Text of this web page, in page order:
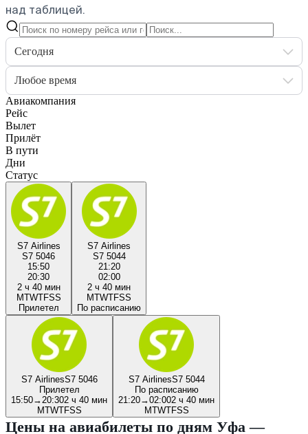
над таблицей.
Сегодня
Любое время
Авиакомпания
Рейс
Вылет
Прилёт
В пути
Дни
Статус
S7 Airlines
S7 5046
15:50
20:30
2 ч 40 мин
MTWTFSS
Прилетел
S7 Airlines
S7 5044
21:20
02:00
2 ч 40 мин
MTWTFSS
По расписанию
S7 AirlinesS7 5046
Прилетел
15:50→ 20:302 ч 40 мин
MTWTFSS
S7 AirlinesS7 5044
По расписанию
21:20→02:002 ч 40 мин
MTWTFSS
Цены на авиабилеты по дням Уфа —